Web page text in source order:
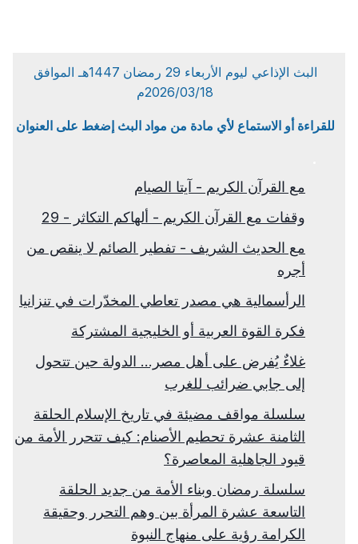
البث الإذاعي ليوم الأربعاء 29 رمضان 1447هـ الموافق
2026/03/18م
للقراءة أو الاستماع لأي مادة من مواد البث إضغط على العنوان
مع القرآن الكريم - آيتا الصيام
وقفات مع القرآن الكريم - ألهاكم التكاثر - 29
مع الحديث الشريف - تفطير الصائم لا ينقص من
أجره
الرأسمالية هي مصدر تعاطي المخدّرات في تنزانيا
فكرة القوة العربية أو الخليجية المشتركة
غلاءٌ يُفرض على أهل مصر… الدولة حين تتحول
إلى جابي ضرائب للغرب
سلسلة مواقف مضيئة في تاريخ الإسلام الحلقة
الثامنة عشرة تحطيم الأصنام: كيف تتحرر الأمة من
قيود الجاهلية المعاصرة؟
سلسلة رمضان وبناء الأمة من جديد الحلقة
التاسعة عشرة المرأة بين وهم التحرر وحقيقة
الكرامة رؤية على منهاج النبوة